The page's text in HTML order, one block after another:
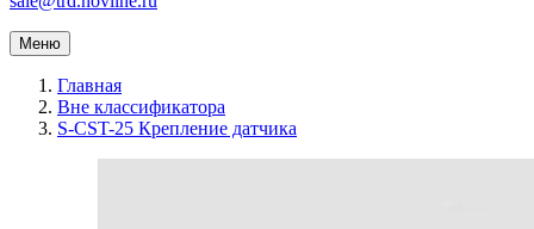
Меню
Главная
Вне классификатора
S-CST-25 Крепление датчика